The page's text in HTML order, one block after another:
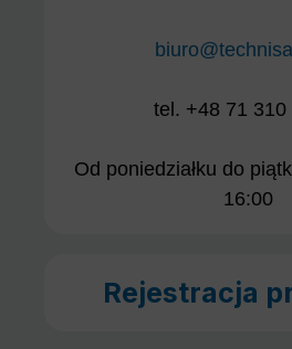
tel. +48 71 310
Od poniedziałku do
16:00
Rejestracja